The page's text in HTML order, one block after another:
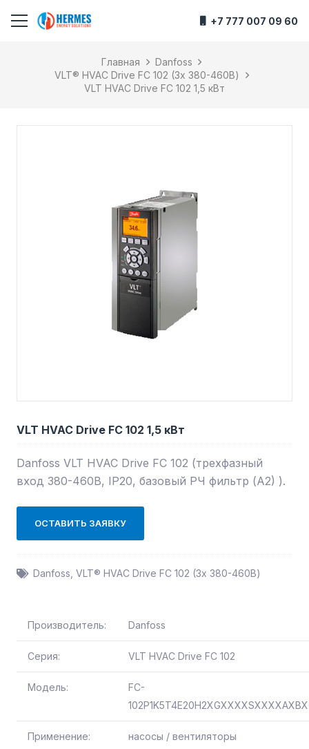
+7 777 007 09 60
Главная
Danfoss
VLT® HVAC Drive FC 102 (3х 380-460В)
VLT HVAC Drive FC 102 1,5 кВт
VLT HVAC Drive FC 102 1,5 кВт
Danfoss VLT HVAC Drive FC 102 (трехфазный
вход 380-460В, IP20, базовый РЧ фильтр (А2) ).
ОСТАВИТЬ ЗАЯВКУ
Danfoss VLT® HVAC Drive FC 102 (3х 380-460В)
Производитель: Danfoss
Серия: VLT HVAC Drive FC 102
Модель:
FC-
Применение: насосы / вентиляторы